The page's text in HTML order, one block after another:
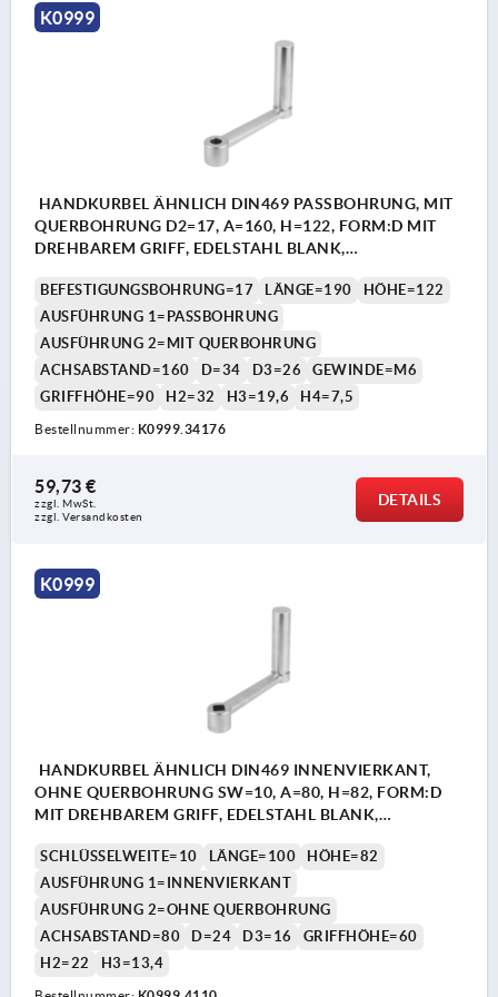
K0999
HANDKURBEL ÄHNLICH DIN469 PASSBOHRUNG, MIT
QUERBOHRUNG D2=17, A=160, H=122, FORM:D MIT
DREHBAREM GRIFF, EDELSTAHL BLANK,
BEFESTIGUNGSBOHRUNG=17 LÄNGE=190
HÖHE=122
AUSFÜHRUNG 1=PASSBOHRUNG
AUSFÜHRUNG 2=MIT QUERBOHRUNG
ACHSABSTAND=160
D=34 D3=26
GEWINDE=M6
GRIFFHÖHE=90
H2=32 H3=19,6 H4=7,5
Bestellnummer: K0999.34176
59,73 €
zzgl. MwSt.
zzgl. Versandkosten
DETAILS
K0999
HANDKURBEL ÄHNLICH DIN469 INNENVIERKANT,
OHNE QUERBOHRUNG SW=10, A=80, H=82, FORM:D
MIT DREHBAREM GRIFF, EDELSTAHL BLANK,
SCHLÜSSELWEITE=10 LÄNGE=100
HÖHE=82
AUSFÜHRUNG 1=INNENVIERKANT
AUSFÜHRUNG 2=OHNE QUERBOHRUNG
ACHSABSTAND=80
D=24 D3=16
GRIFFHÖHE=60
H2=22
H3=13,4